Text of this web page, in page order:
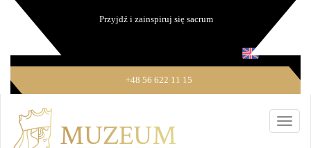
Przyjdź i zainspiruj się sacrum
+48 56 622 11 15